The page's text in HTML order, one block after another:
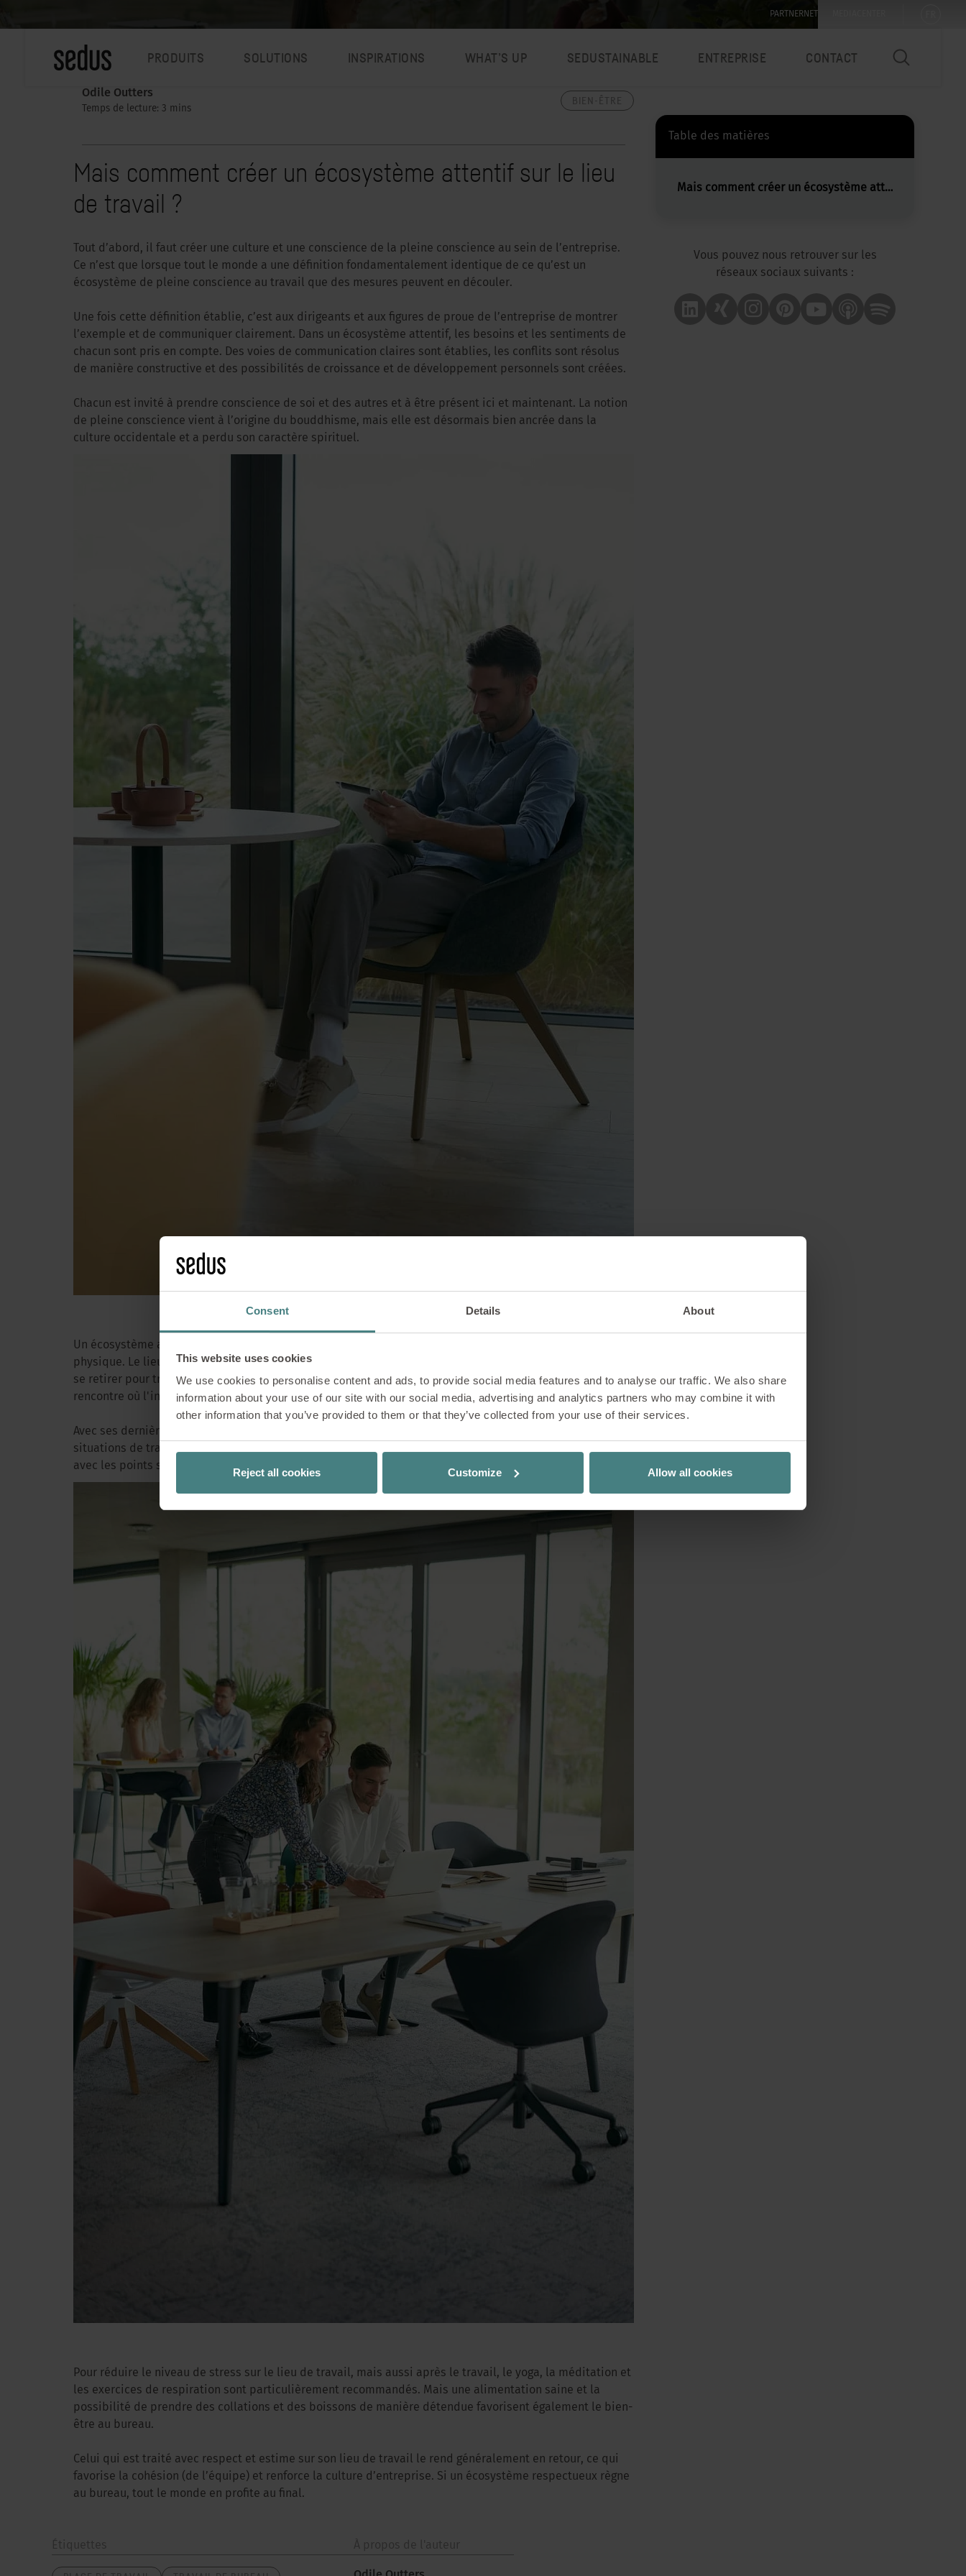
Consent Details About
This website uses cookies
We use cookies to personalise content and ads, to provide social media features and to analyse our traffic. We also share
information about your use of our site with our social media, advertising and analytics partners who may combine it with
other information that you’ve provided to them or that they’ve collected from your use of their services.
Reject all cookies Customize Allow all cookies
PARTNERNET
PRODUITS SOLUTIONS INSPIRATIONS WHAT’S UP SEDUSTAINABLE ENTREPRISE CONTACT
Un écosystème attentif sur le lieu de travail
Un écosystème de travail respectueux est une situation dans laquelle de nombreux
individus vivent, travaillent et (inter)agissent ensemble. Chacun dispose de l’espace
nécessaire et la cohabitation est agréable. Si l’écosystème du lieu de travail est
harmonieux, il favorise le bien-être, la créativité et la productivité de tous les membres
Odile Outters
Temps de lecture: 3 mins
Mais comment créer un écosystème attentif sur le lieu
de travail ?
Tout d’abord, il faut créer une culture et une conscience de la pleine conscience au sein de l’entreprise.
Ce n’est que lorsque tout le monde a une définition fondamentalement identique de ce qu’est un
écosystème de pleine conscience au travail que des mesures peuvent en découler.
Une fois cette définition établie, c’est aux dirigeants et aux figures de proue de l’entreprise de montrer
l’exemple et de communiquer clairement. Dans un écosystème attentif, les besoins et les sentiments de
chacun sont pris en compte. Des voies de communication claires sont établies, les conflits sont résolus
de manière constructive et des possibilités de croissance et de développement personnels sont créées.
Chacun est invité à prendre conscience de soi et des autres et à être présent ici et maintenant. La notion
de pleine conscience vient à l’origine du bouddhisme, mais elle est désormais bien ancrée dans la
culture occidentale et a perdu son caractère spirituel.
Un écosystème attentif sur le lieu de travail n'a pas seulement une composante psychique, mais aussi
physique. Le lieu de travail doit être aménagé de manière à ce qu'il y ait suffisamment de possibilités de
se retirer pour travailler de manière concentrée ou pour faire des pauses, tout comme des espaces de
rencontre où l'interaction sociale peut avoir lieu sans être dérangée.
Avec ses dernières collections, Sedus s'est donné pour mission de zoner les bureaux et de créer des
situations de travail différentes. Tant le concept du Detox Office que celui du temptation Office travaillent
avec les points susmentionnés afin de créer un environnement de travail attentif.
Pour réduire le niveau de stress sur le lieu de travail, mais aussi après le travail, le yoga, la méditation et
les exercices de respiration sont particulièrement recommandés. Mais une alimentation saine et la
possibilité de prendre des collations et des boissons de manière détendue favorisent également le bien-
être au bureau.
Celui qui est traité avec respect et estime sur son lieu de travail le rend généralement en retour, ce qui
favorise la cohésion (de l’équipe) et renforce la culture d’entreprise. Si un écosystème respectueux règne
au bureau, tout le monde en profite au final.
Table des matières
Mais comment créer un écosystème attentif sur le lieu de travail ?
Vous pouvez nous retrouver sur les
réseaux sociaux suivants :